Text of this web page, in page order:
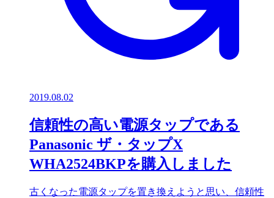
2019.08.02
信頼性の高い電源タップである
Panasonic ザ・タップX
WHA2524BKPを購入しました
古くなった電源タップを置き換えようと思い、信頼性